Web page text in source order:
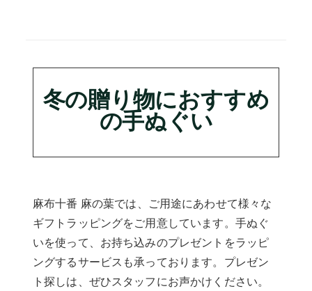
冬の贈り物におすすめ
の手ぬぐい
麻布十番 麻の葉では、ご用途にあわせて様々な
ギフトラッピングをご用意しています。手ぬぐ
いを使って、お持ち込みのプレゼントをラッピ
ングするサービスも承っております。プレゼン
ト探しは、ぜひスタッフにお声かけください。